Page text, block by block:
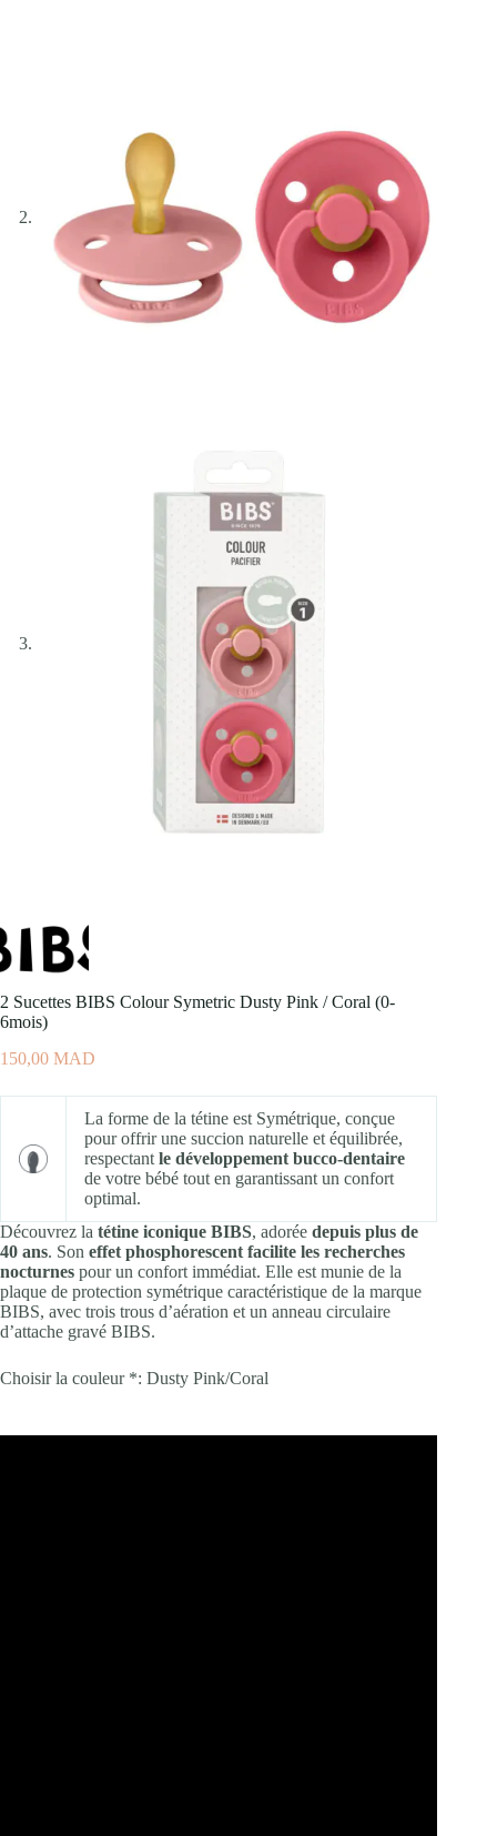
2 Sucettes BIBS Colour Symetric Dusty Pink / Coral (0-
6mois)
150,00 MAD
La forme de la tétine est Symétrique, conçue
pour offrir une succion naturelle et équilibrée,
respectant le développement bucco-dentaire
de votre bébé tout en garantissant un confort
optimal.
Découvrez la tétine iconique BIBS, adorée depuis plus de
40 ans. Son effet phosphorescent facilite les recherches
nocturnes pour un confort immédiat. Elle est munie de la
plaque de protection symétrique caractéristique de la marque
BIBS, avec trois trous d’aération et un anneau circulaire
d’attache gravé BIBS.
Choisir la couleur *: Dusty Pink/Coral